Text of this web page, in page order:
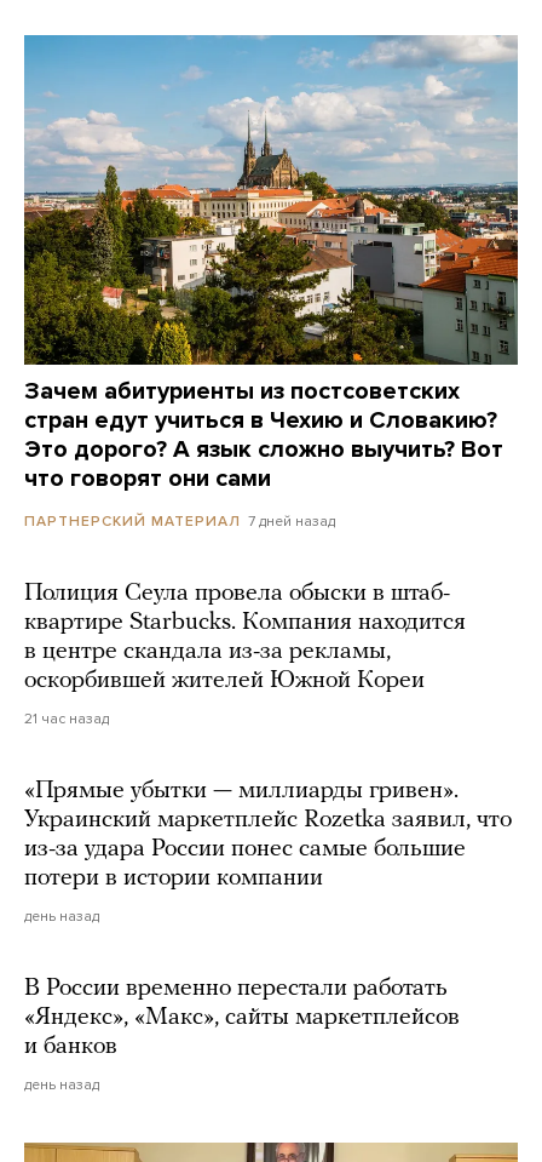
Зачем абитуриенты из постсоветских
стран едут учиться в Чехию и Словакию?
Это дорого? А язык сложно выучить? Вот
что говорят они сами
ПАРТНЕРСКИЙ МАТЕРИАЛ 7 дней назад
Полиция Сеула провела обыски в штаб-
квартире Starbucks. Компания находится
в центре скандала из-за рекламы,
оскорбившей жителей Южной Кореи
21 час назад
«Прямые убытки — миллиарды гривен».
Украинский маркетплейс Rozetka заявил, что
из-за удара России понес самые большие
потери в истории компании
день назад
В России временно перестали работать
«Яндекс», «Макс», сайты маркетплейсов
и банков
день назад